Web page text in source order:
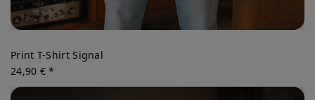
Print T-Shirt Signal
24,90 € *